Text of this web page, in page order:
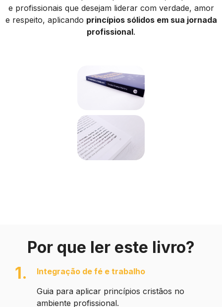
e profissionais que desejam liderar com verdade, amor
e respeito, aplicando princípios sólidos em sua jornada
profissional.
Por que ler este livro?
1.
Integração de fé e trabalho
Guia para aplicar princípios cristãos no
ambiente profissional.